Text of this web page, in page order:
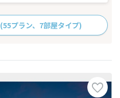
(55プラン、7部屋タイプ)